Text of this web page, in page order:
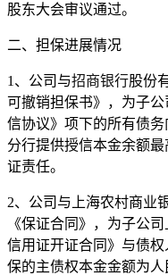
股东大会审议通过。
二、担保进展情况
1、公司与招商银行股份
可撤销担保书》，为子
信协议》项下的所有债
分行提供授信本金余额
证责任。
2、公司与上海农村商业
《保证合同》，为子公
信用证开证合同》与债
保的主债权本金金额为人